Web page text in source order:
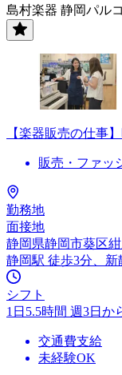
島村楽器 静岡パル
【楽器販売の仕事
販売・ファッ
勤務地
面接地
静岡県静岡市葵区
静岡駅 徒歩3分、新
シフト
1日5.5時間 週3日か
交通費支給
未経験OK